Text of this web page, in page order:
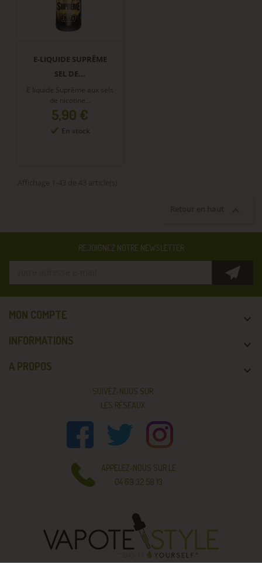
E-LIQUIDE SUPRÊME
SEL DE...
E liquide Suprême aux sels
de nicotine...
Prix
5,90 €
En stock
REJOIGNEZ NOTRE NEWSLETTER
MON COMPTE 
INFORMATIONS 
A PROPOS 
SUIVEZ-NOUS SUR
LES RÉSEAUX
APPELEZ-NOUS SUR LE
04 69 32 58 13